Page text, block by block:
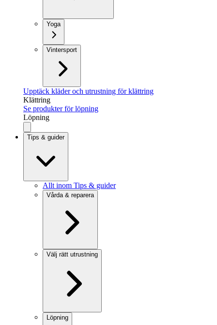
Yoga
Vintersport
Upptäck kläder och utrustning för klättring
Klättring
Se produkter för löpning
Löpning
Tips & guider
Allt inom Tips & guider
Vårda & reparera
Välj rätt utrustning
Löpning